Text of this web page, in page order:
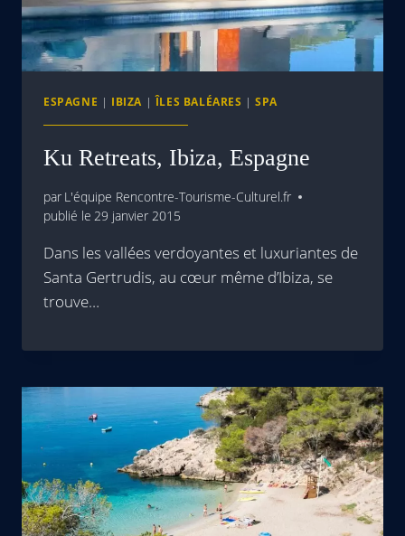
ESPAGNE | IBIZA |ÎLES BALÉARES |SPA
Ku Retreats, Ibiza, Espagne
par L'équipe Rencontre-Tourisme-Culturel.fr
publié le 29 janvier 2015
Dans les vallées verdoyantes et luxuriantes de
Santa Gertrudis, au cœur même d’Ibiza, se
trouve…